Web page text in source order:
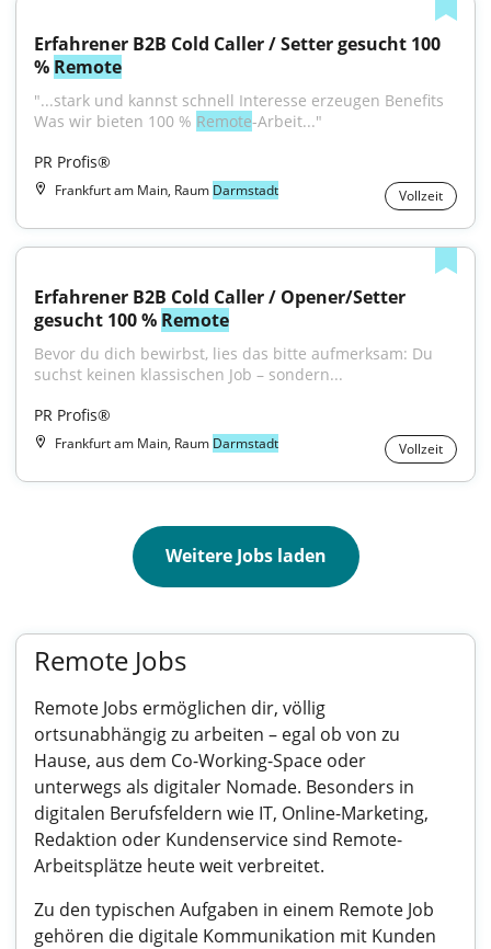
Erfahrener B2B Cold Caller / Setter gesucht 100
% Remote
"...stark und kannst schnell Interesse erzeugen Benefits
Was wir bieten 100 % Remote-Arbeit..."
PR Profis®
Frankfurt am Main, Raum Darmstadt Vollzeit
Erfahrener B2B Cold Caller / Opener/Setter
gesucht 100 % Remote
Bevor du dich bewirbst, lies das bitte aufmerksam: Du
suchst keinen klassischen Job – sondern...
PR Profis®
Frankfurt am Main, Raum Darmstadt Vollzeit
Weitere Jobs laden
Remote Jobs
Remote Jobs ermöglichen dir, völlig
ortsunabhängig zu arbeiten – egal ob von zu
Hause, aus dem Co-Working-Space oder
unterwegs als digitaler Nomade. Besonders in
digitalen Berufsfeldern wie IT, Online-Marketing,
Redaktion oder Kundenservice sind Remote-
Arbeitsplätze heute weit verbreitet.
Zu den typischen Aufgaben in einem Remote Job
gehören die digitale Kommunikation mit Kunden